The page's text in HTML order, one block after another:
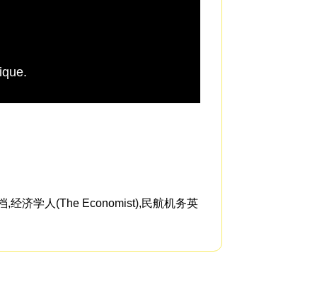
,经济学人(The Economist),民航机务英